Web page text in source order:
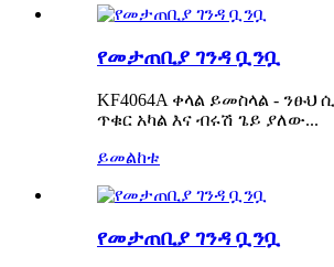
የመታጠቢያ ገንዳ ቧንቧ
KF4064A ቀላል ይመስላል - ንፁህ
ጥቁር አካል እና ብሩሽ ጌይ ያለው...
ይመልከቱ
የመታጠቢያ ገንዳ ቧንቧ